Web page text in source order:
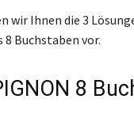
wir Ihnen die 3
8 Buchstaben vor.
8